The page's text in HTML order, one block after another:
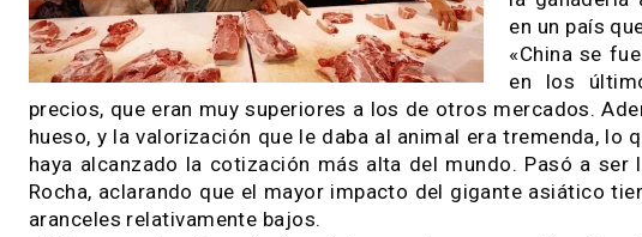
El Ing.
del
la
en un